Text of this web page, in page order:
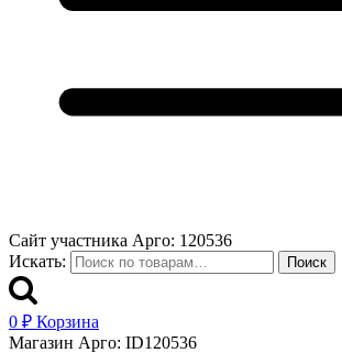
Сайт участника Арго: 120536
Искать:
Поиск
0 ₽ Корзина
Магазин Арго: ID120536